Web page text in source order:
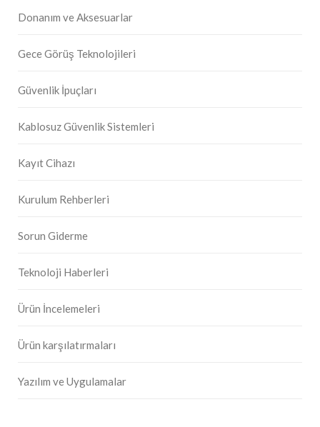
Donanım ve Aksesuarlar
Gece Görüş Teknolojileri
Güvenlik İpuçları
Kablosuz Güvenlik Sistemleri
Kayıt Cihazı
Kurulum Rehberleri
Sorun Giderme
Teknoloji Haberleri
Ürün İncelemeleri
Ürün karşılatırmaları
Yazılım ve Uygulamalar